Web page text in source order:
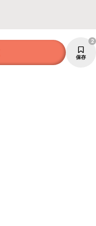
保存
2